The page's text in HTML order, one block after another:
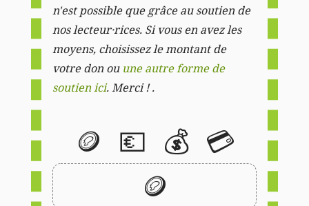
n'est possible que grâce au soutien de
nos lecteur·rices. Si vous en avez les
moyens, choisissez le montant de
votre don ou une autre forme de
soutien ici. Merci ! .
🪙 💶 💰 💳
🪙